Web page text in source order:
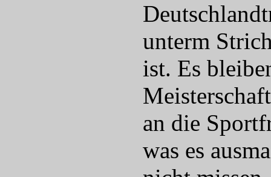
unterm
ist. Es
an die
was es